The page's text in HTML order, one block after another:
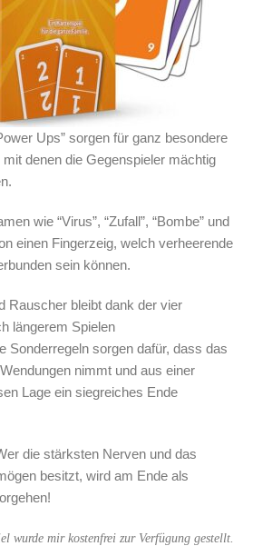
Ups” sorgen für ganz besondere
denen die Gegenspieler mächtig
wie “Virus”, “Zufall”, “Bombe” und
einen Fingerzeig, welch verheerende
sein können.
Rauscher bleibt dank der vier
längerem Spielen
Sonderregeln sorgen dafür, dass das
nimmt und aus einer
Lage ein siegreiches Ende
die stärksten Nerven und das
besitzt, wird am Ende als
wurde mir kostenfrei zur Verfügung gestellt.